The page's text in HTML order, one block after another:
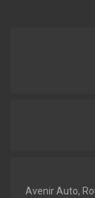
Indisponible
1.2 THP 110
1.2 VTi 82 82ch (
1.2 THP 110 /
1.2 THP 110
1.2 VTi 82 82ch (
Avenir Auto,